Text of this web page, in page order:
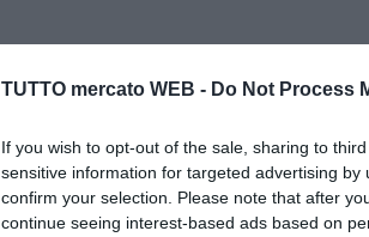
TUTTO mercato WEB - Do Not Process
If you wish to opt-out of the sale, sharing to
sensitive information for targeted advertising
confirm your selection. Please note that after
continue seeing interest-based ads based on